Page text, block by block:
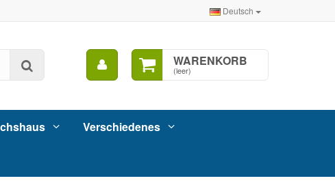
Deutsch
WARENKORB
(leer)
Mein
Konto
Verschiedenes